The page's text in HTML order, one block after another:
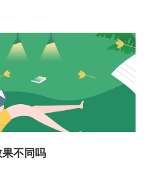
不同吗